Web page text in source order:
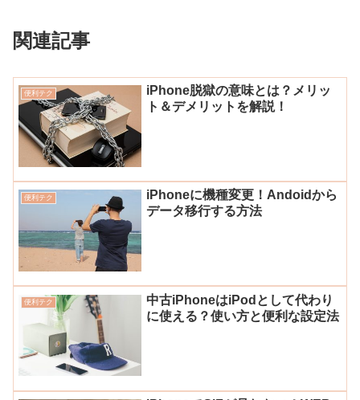
関連記事
便利テク
iPhone脱獄の意味とは？メリッ
ト＆デメリットを解説！
便利テク
iPhoneに機種変更！Andoidから
データ移行する方法
便利テク
中古iPhoneはiPodとして代わり
に使える？使い方と便利な設定法